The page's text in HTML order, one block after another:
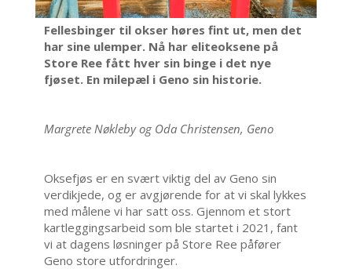
Fellesbinger til okser høres fint ut, men det
har sine ulemper. Nå har eliteoksene på
Store Ree fått hver sin binge i det nye
fjøset. En milepæl i Geno sin historie.
Margrete Nøkleby og Oda Christensen, Geno
Oksefjøs er en svært viktig del av Geno sin
verdikjede, og er avgjørende for at vi skal lykkes
med målene vi har satt oss. Gjennom et stort
kartleggingsarbeid som ble startet i 2021, fant
vi at dagens løsninger på Store Ree påfører
Geno store utfordringer.